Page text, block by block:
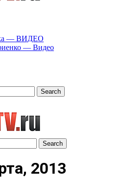
— ВИДЕО
— Видео
Search
Search
2013